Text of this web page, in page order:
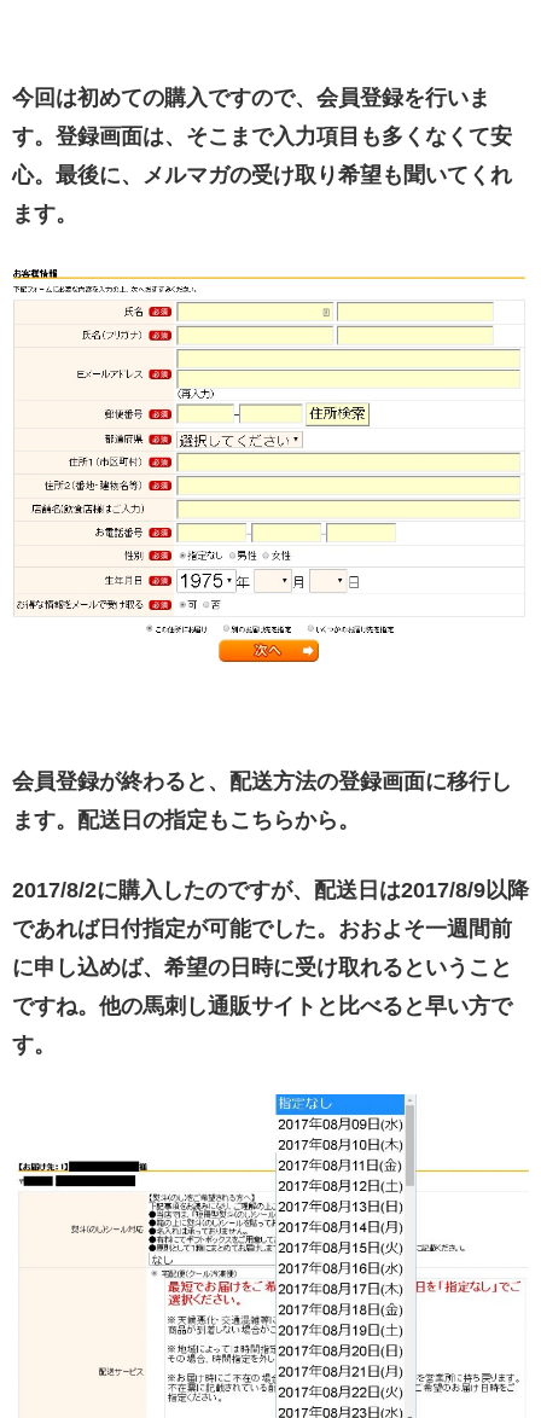
今回は初めての購入ですので、会員登録を行いま
す。登録画面は、そこまで入力項目も多くなくて安
心。最後に、メルマガの受け取り希望も聞いてくれ
ます。
会員登録が終わると、配送方法の登録画面に移行し
ます。配送日の指定もこちらから。
2017/8/2に購入したのですが、配送日は2017/8/9以降
であれば日付指定が可能でした。おおよそ一週間前
に申し込めば、希望の日時に受け取れるということ
ですね。他の馬刺し通販サイトと比べると早い方で
す。